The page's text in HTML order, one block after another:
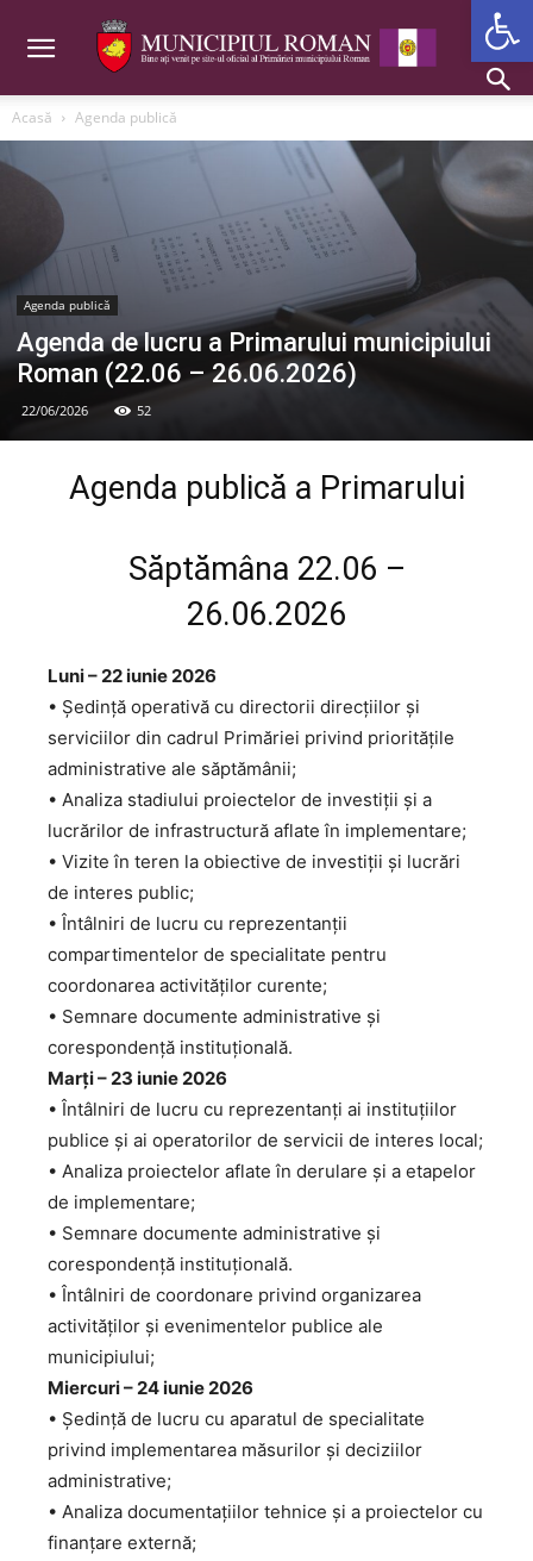
Acasă Agenda publică
Agenda publică
Agenda de lucru a Primarului municipiului
Roman (22.06 – 26.06.2026)
22/06/2026 52
Agenda publică a Primarului
Săptămâna 22.06 –
26.06.2026
Luni – 22 iunie 2026
• Ședință operativă cu directorii direcțiilor și
serviciilor din cadrul Primăriei privind prioritățile
administrative ale săptămânii;
• Analiza stadiului proiectelor de investiții și a
lucrărilor de infrastructură aflate în implementare;
• Vizite în teren la obiective de investiții și lucrări
de interes public;
• Întâlniri de lucru cu reprezentanții
compartimentelor de specialitate pentru
coordonarea activităților curente;
• Semnare documente administrative și
corespondență instituțională.
Marți – 23 iunie 2026
• Întâlniri de lucru cu reprezentanți ai instituțiilor
publice și ai operatorilor de servicii de interes local;
• Analiza proiectelor aflate în derulare și a etapelor
de implementare;
• Semnare documente administrative și
corespondență instituțională.
• Întâlniri de coordonare privind organizarea
activităților și evenimentelor publice ale
municipiului;
Miercuri – 24 iunie 2026
• Ședință de lucru cu aparatul de specialitate
privind implementarea măsurilor și deciziilor
administrative;
• Analiza documentațiilor tehnice și a proiectelor cu
finanțare externă;